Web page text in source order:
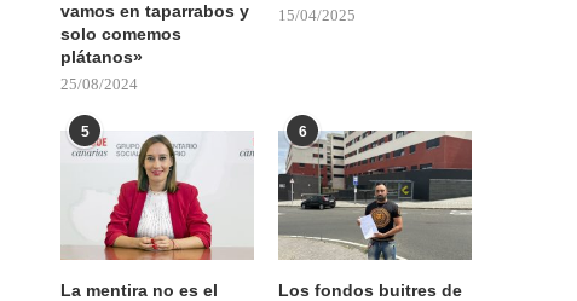
vamos en taparrabos y
solo comemos
plátanos»
25/08/2024
15/04/2025
5
La mentira no es el
6
Los fondos buitres de